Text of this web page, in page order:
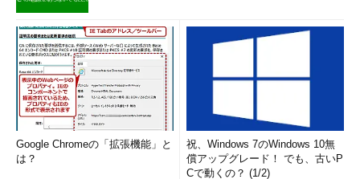
Google Chromeの「拡張機能」と
は？
祝、Windows 7のWindows 10無
償アップグレード！ でも、古いP
Cで動くの？ (1/2)